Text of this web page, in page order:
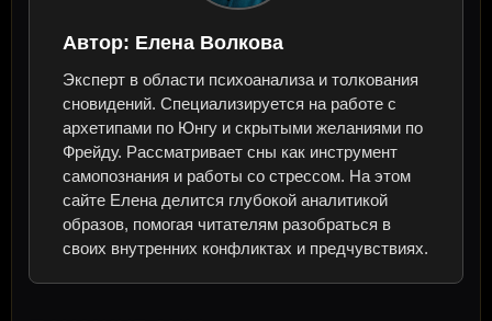
Автор: Елена Волкова
Эксперт в области психоанализа и толкования
сновидений. Специализируется на работе с
архетипами по Юнгу и скрытыми желаниями по
Фрейду. Рассматривает сны как инструмент
самопознания и работы со стрессом. На этом
сайте Елена делится глубокой аналитикой
образов, помогая читателям разобраться в
своих внутренних конфликтах и предчувствиях.